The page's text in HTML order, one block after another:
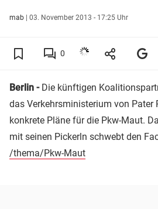
mab | 03. November 2013 - 17:25 Uhr
0
Berlin - Die künftigen
das Verkehrsministerium von Pater
konkrete Pläne für die Pkw-Maut.
mit seinen Pickerln schwebt den
/thema/Pkw-Maut